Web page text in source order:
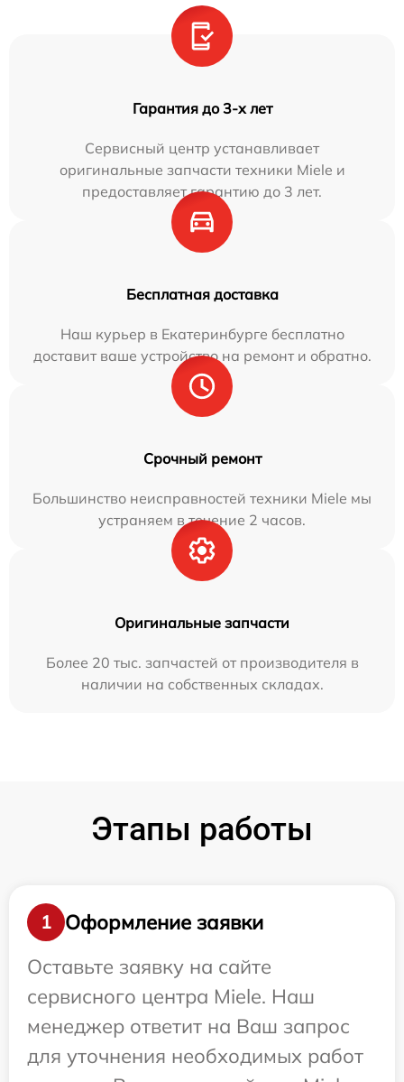
Гарантия до 3-х лет
Сервисный центр устанавливает
оригинальные запчасти техники Miele и
предоставляет гарантию до 3 лет.
Бесплатная доставка
Наш курьер в Екатеринбурге бесплатно
доставит ваше устройство на ремонт и обратно.
Срочный ремонт
Большинство неисправностей техники Miele мы
устраняем в течение 2 часов.
Оригинальные запчасти
Более 20 тыс. запчастей от производителя в
наличии на собственных складах.
Этапы работы
1
Оформление заявки
Оставьте заявку на сайте
сервисного центра Miele. Наш
менеджер ответит на Ваш запрос
для уточнения необходимых работ